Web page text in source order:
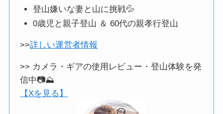
登山嫌いな妻と山に挑戦💦
0歳児と親子登山 ＆ 60代の親孝行登山
>>詳しい運営者情報
>> カメラ・ギアの使用レビュー・登山体験を発
信中📷️⛰️
【Xを見る】